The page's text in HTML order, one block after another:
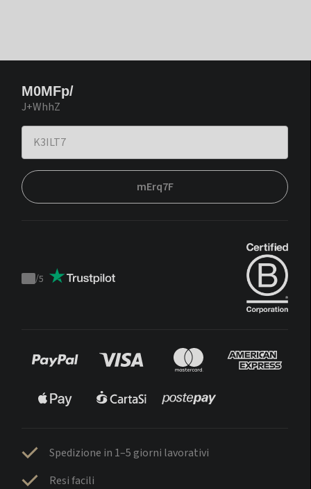
M0MFp/
J+WhhZ
mErq7F
Trustpilot
/5
Spedizione in 1–5 giorni lavorativi
Resi facili